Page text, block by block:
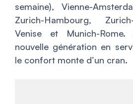
semaine), Vienne-
Zurich-Hambourg,
Venise et Munich-
nouvelle génération en
le confort monte d’un cran.